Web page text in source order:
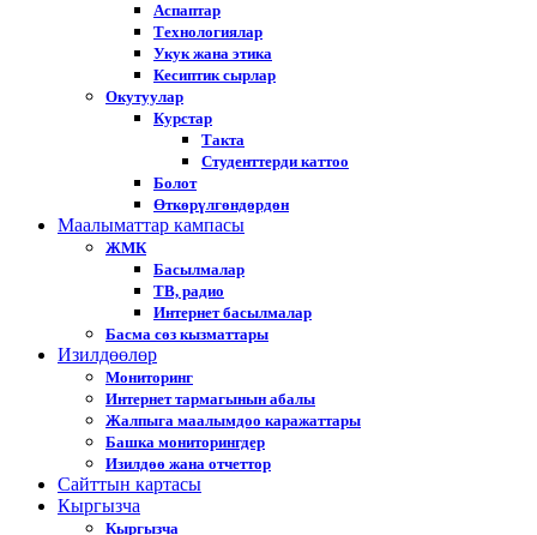
Аспаптар
Технологиялар
Укук жана этика
Кесиптик сырлар
Окутуулар
Курстар
Такта
Студенттерди каттоо
Болот
Өткөрүлгөндөрдөн
Маалыматтар кампасы
ЖМК
Басылмалар
ТВ, радио
Интернет басылмалар
Басма сөз кызматтары
Изилдөөлөр
Мониторинг
Интернет тармагынын абалы
Жалпыга маалымдоо каражаттары
Башка мониторингдер
Изилдөө жана отчеттор
Cайттын картасы
Кыргызча
Кыргызча